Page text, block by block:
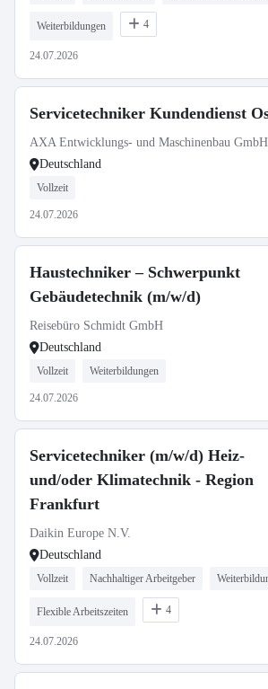
Weiterbildungen 4
24.07.2026
Servicetechniker Kundendienst
AXA Entwicklungs- und Maschinenbau GmbH
Deutschland
Vollzeit
24.07.2026
Haustechniker – Schwerpunkt
Gebäudetechnik (m/w/d)
Reisebüro Schmidt GmbH
Deutschland
Vollzeit Weiterbildungen
24.07.2026
Servicetechniker (m/w/d) Heiz-
und/oder Klimatechnik - Region
Frankfurt
Daikin Europe N.V.
Deutschland
Vollzeit Nachhaltiger Arbeitgeber
Flexible Arbeitszeiten 4
24.07.2026